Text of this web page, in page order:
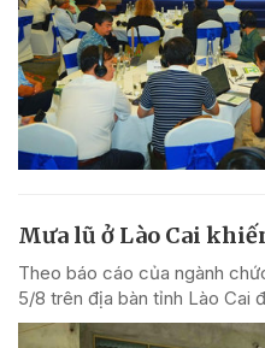
Mưa lũ ở Lào Cai
Theo báo cáo của ngành
5/8 trên địa bàn tỉnh Lào Cai